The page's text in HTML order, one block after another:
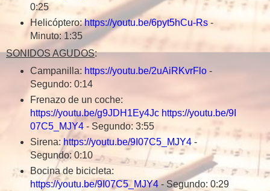
0:25
Helicóptero:https://youtu.be/6pyt5hCu-Rs-
Minuto: 1:35
SONIDOS AGUDOS:
Campanilla: https://youtu.be/2uAiRKvrFlo-
Segundo: 0:14
Frenazo de un coche:
https://youtu.be/g9JDH1Ey4Jc https://youtu.be/9I
07C5_MJY4- Segundo: 3:55
Sirena: https://youtu.be/9I07C5_MJY4-
Segundo: 0:10
Bocina de bicicleta:
https://youtu.be/9I07C5_MJY4- Segundo: 0:29